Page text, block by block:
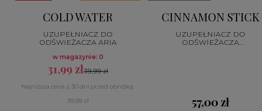
COLD WATER
UZUPEŁNIACZ DO
ODŚWIEŻACZA ARIA
w magazynie: 0
31,99 zł39,99 zł
Najniższa cena z 30 dni przed obniżką:
39,99 zł
CINNAMON STICK
UZUPEŁNIACZ DO
ODŚWIEŻACZA
57,00 zł